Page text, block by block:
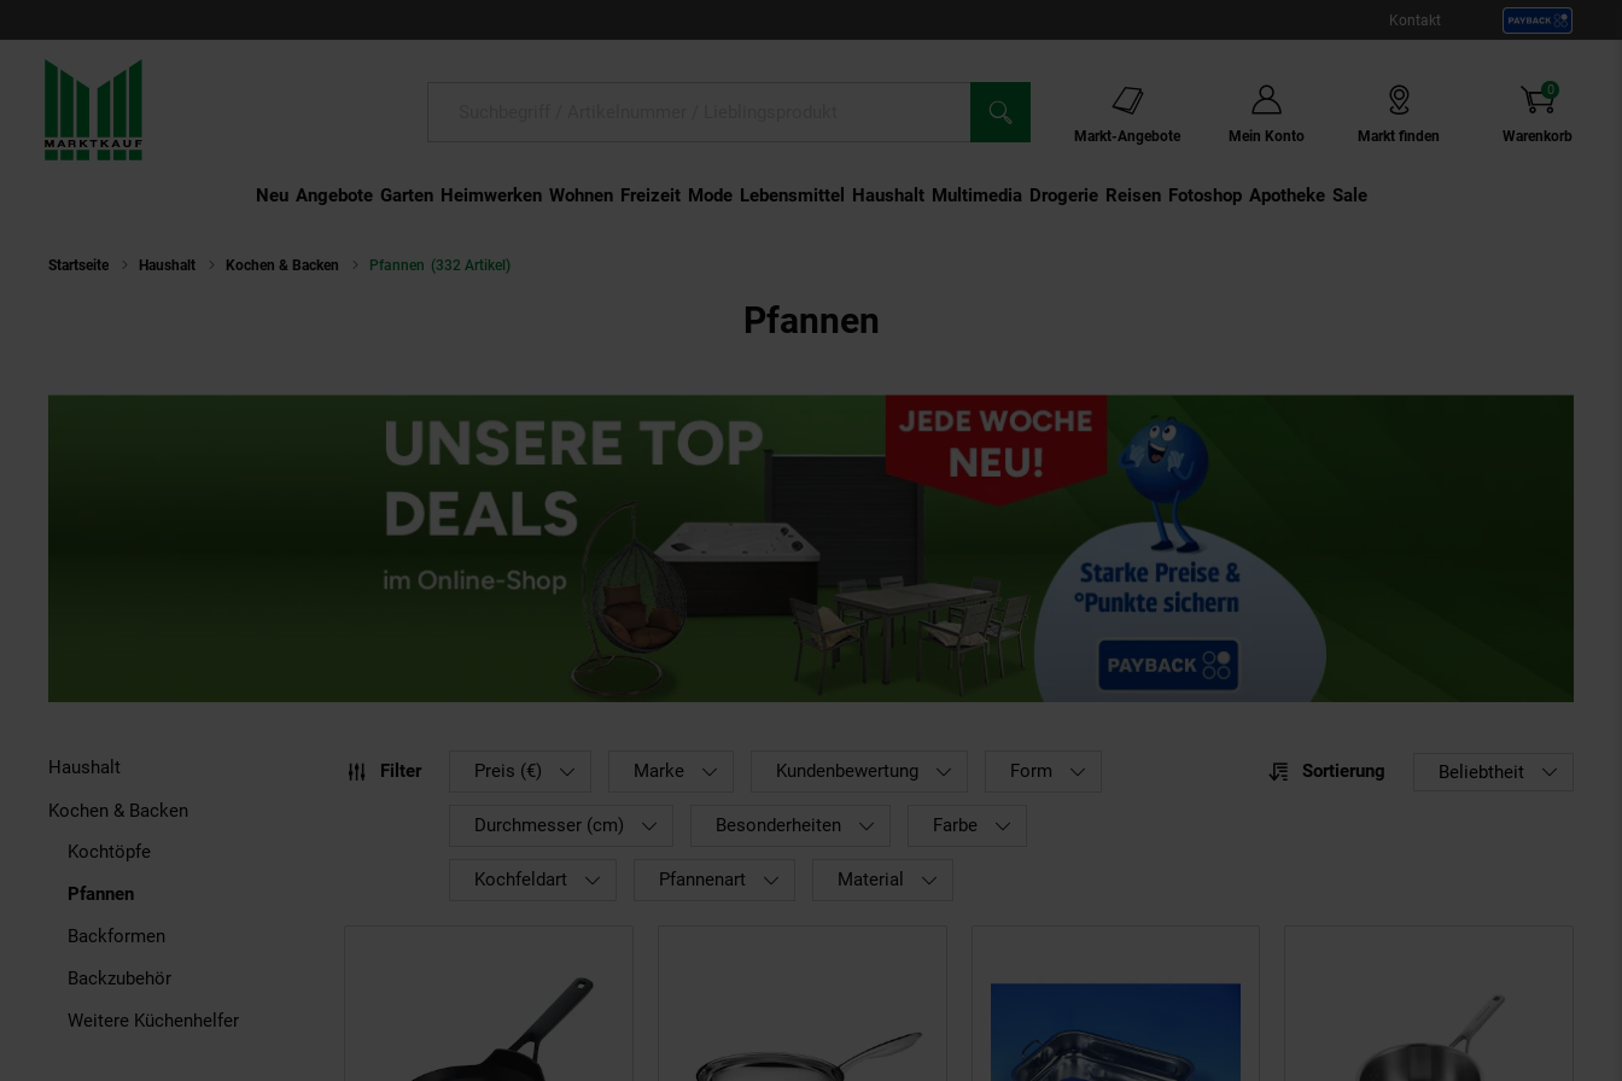
Kontakt
Markt-Angebote Mein Konto Markt finden Warenkorb
0
Artikel
Neu Angebote Garten Heimwerken Wohnen Freizeit Mode Lebensmittel Haushalt Multimedia Drogerie Externer Link:
Reisen Externer Link:
Fotoshop Externer Link:
Apotheke Sale
Startseite Haushalt Kochen & Backen Pfannen (332 Artikel)
Pfannen
Haushalt
Kochen & Backen
Kochtöpfe
Pfannen
Backformen
Backzubehör
Weitere Küchenhelfer
Filter Preis (€) Marke Kundenbewertung Form
Durchmesser (cm) Besonderheiten Farbe
Kochfeldart Pfannenart Material
Sortierung Beliebtheit